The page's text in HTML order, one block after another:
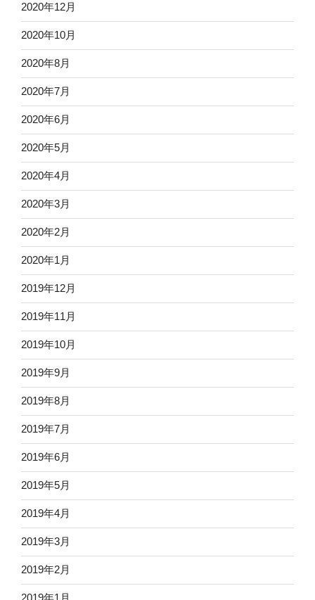
2020年12月
2020年10月
2020年8月
2020年7月
2020年6月
2020年5月
2020年4月
2020年3月
2020年2月
2020年1月
2019年12月
2019年11月
2019年10月
2019年9月
2019年8月
2019年7月
2019年6月
2019年5月
2019年4月
2019年3月
2019年2月